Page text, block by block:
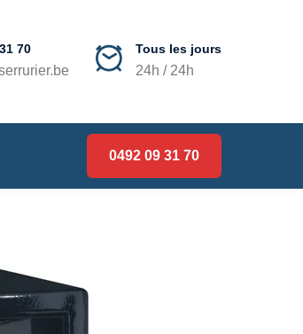
70 Tous les jours
24h / 24h
0492 09 31 70